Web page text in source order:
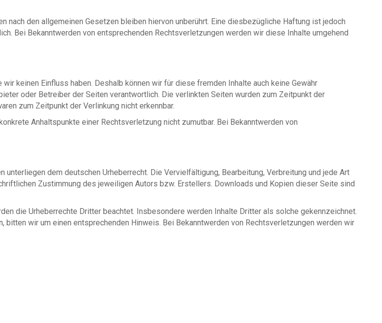
nach den allgemeinen Gesetzen bleiben hiervon unberührt. Eine diesbezügliche Haftung ist jedoch
Bei Bekanntwerden von entsprechenden Rechtsverletzungen werden wir diese Inhalte umgehend
keinen Einfluss haben. Deshalb können wir für diese fremden Inhalte auch keine Gewähr
oder Betreiber der Seiten verantwortlich. Die verlinkten Seiten wurden zum Zeitpunkt der
zum Zeitpunkt der Verlinkung nicht erkennbar.
Anhaltspunkte einer Rechtsverletzung nicht zumutbar. Bei Bekanntwerden von
dem deutschen Urheberrecht. Die Vervielfältigung, Bearbeitung, Verbreitung und jede Art
Zustimmung des jeweiligen Autors bzw. Erstellers. Downloads und Kopien dieser Seite sind
die Urheberrechte Dritter beachtet. Insbesondere werden Inhalte Dritter als solche gekennzeichnet.
wir um einen entsprechenden Hinweis. Bei Bekanntwerden von Rechtsverletzungen werden wir